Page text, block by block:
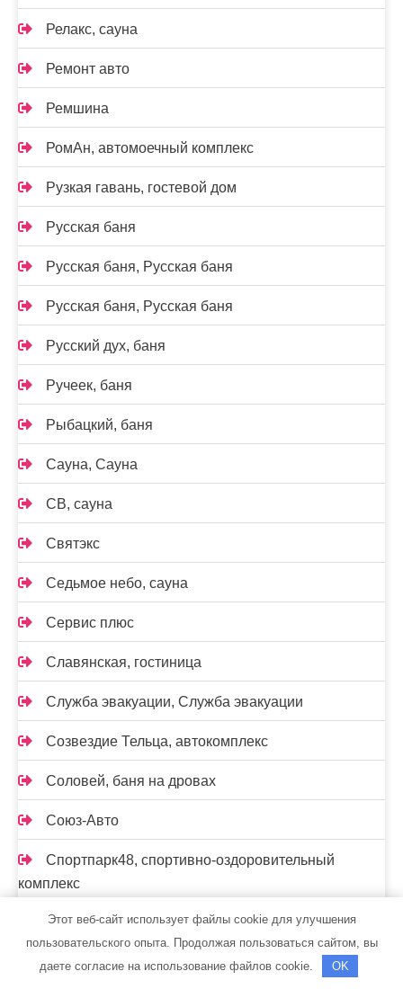
Релакс, сауна
Ремонт авто
Ремшина
РомАн, автомоечный комплекс
Рузкая гавань, гостевой дом
Русская баня
Русская баня, Русская баня
Русская баня, Русская баня
Русский дух, баня
Ручеек, баня
Рыбацкий, баня
Сауна, Сауна
СВ, сауна
Святэкс
Седьмое небо, сауна
Сервис плюс
Славянская, гостиница
Служба эвакуации, Служба эвакуации
Созвездие Тельца, автокомплекс
Соловей, баня на дровах
Союз-Авто
Спортпарк48, спортивно-оздоровительный
комплекс
Спутник, спортивно-оздоровительный центр
Стандарт
Этот веб-сайт использует файлы cookie для улучшения
пользовательского опыта. Продолжая пользоваться сайтом, вы
даете согласие на использование файлов cookie.
OK